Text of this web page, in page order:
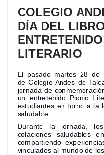
COLEGIO
DÍA DEL
LITERARIO
El pasado martes 28 de
de Colegio Andes de
jornada de
un entretenido Picnic
estudiantes en torno a la
saludable.
Durante la jornada,
colaciones saludables
compartiendo
vinculados al mundo de